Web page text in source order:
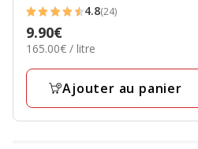
4.8
étoiles
avec
24
4.8(24)
Prix
9.90€
9.90€
165.00€
Litre
165.00€ / litre
Ajouter au panier